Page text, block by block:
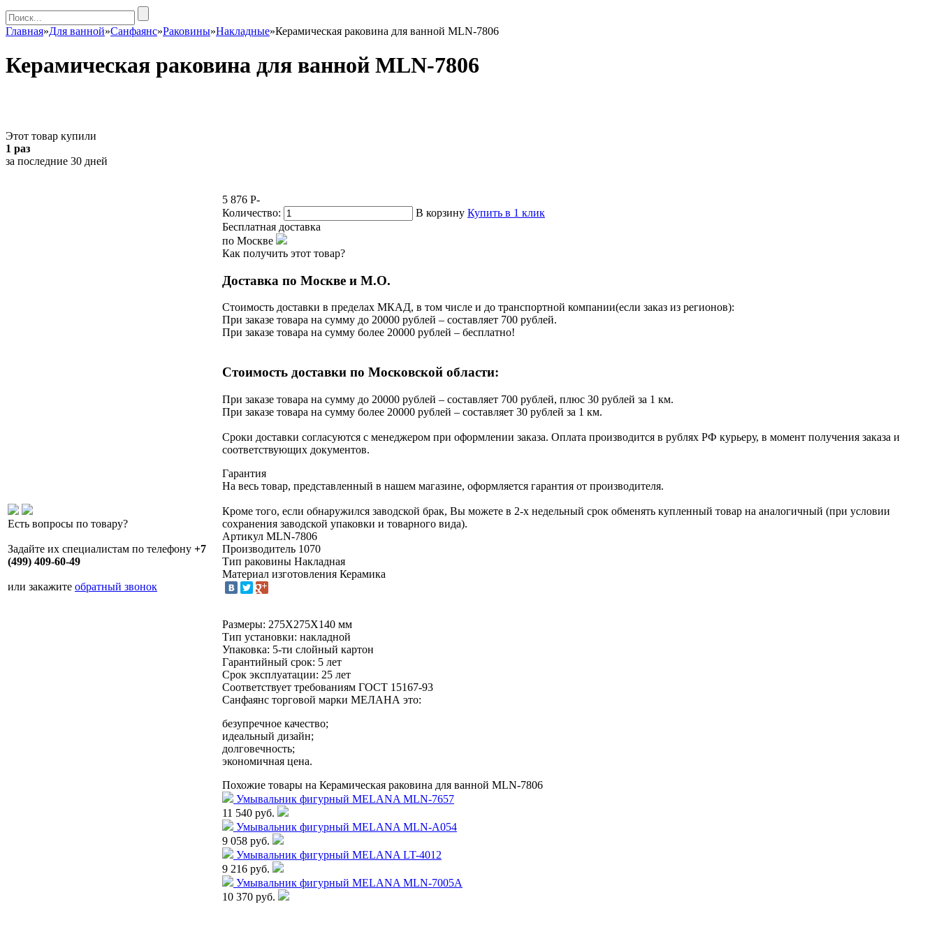
Главная»Для ванной»Санфаянс»Раковины»Накладные»Керамическая раковина для ванной MLN-7806
Керамическая раковина для ванной MLN-7806
Этот товар купили
1 раз
за последние 30 дней
Есть вопросы по товару?
Задайте их специалистам по телефону +7
(499) 409-60-49
или закажите обратный звонок
5 876 P-
Количество:
В корзину Купить в 1 клик
Бесплатная доставка
по Москве
Как получить этот товар?
Доставка по Москве и М.О.
Стоимость доставки в пределах МКАД, в том числе и до транспортной компании(если заказ из регионов):
При заказе товара на сумму до 20000 рублей – составляет 700 рублей.
При заказе товара на сумму более 20000 рублей – бесплатно!
Стоимость доставки по Московской области:
При заказе товара на сумму до 20000 рублей – составляет 700 рублей, плюс 30 рублей за 1 км.
При заказе товара на сумму более 20000 рублей – составляет 30 рублей за 1 км.
Сроки доставки согласуются с менеджером при оформлении заказа. Оплата производится в рублях РФ курьеру, в момент получения заказа и
соответствующих документов.
Гарантия
На весь товар, представленный в нашем магазине, оформляется гарантия от производителя.
Кроме того, если обнаружился заводской брак, Вы можете в 2-х недельный срок обменять купленный товар на аналогичный (при условии
сохранения заводской упаковки и товарного вида).
Артикул MLN-7806
Производитель 1070
Тип раковины Накладная
Материал изготовления Керамика
Размеры: 275Х275Х140 мм
Тип установки: накладной
Упаковка: 5-ти слойный картон
Гарантийный срок: 5 лет
Срок эксплуатации: 25 лет
Соответствует требованиям ГОСТ 15167-93
Санфаянс торговой марки МЕЛАНА это:
безупречное качество;
идеальный дизайн;
долговечность;
экономичная цена.
Похожие товары на Керамическая раковина для ванной MLN-7806
Умывальник фигурный MELANA MLN-7657
11 540 руб.
Умывальник фигурный MELANA MLN-A054
9 058 руб.
Умывальник фигурный MELANA LT-4012
9 216 руб.
Умывальник фигурный MELANA MLN-7005A
10 370 руб.